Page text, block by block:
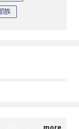
族